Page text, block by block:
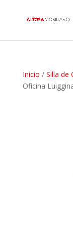
Inicio / Silla de
Oficina